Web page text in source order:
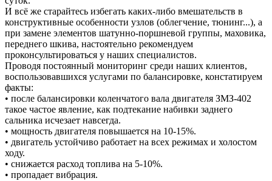
И всё же старайтесь избегать каких-либо вмешательств в
конструктивные особенности узлов (облегчение, тюнинг...), а
при замене элементов шатунно-поршневой группы, маховика,
переднего шкива, настоятельно рекомендуем
проконсультироваться у наших специалистов.
Проводя постоянный мониторинг среди наших клиентов,
воспользовавшихся услугами по балансировке, констатируем
факты:
• после балансировки коленчатого вала двигателя ЗМЗ-402
такое частое явление, как подтекание набивки заднего
сальника исчезает навсегда.
• мощность двигателя повышается на 10-15%.
• двигатель устойчиво работает на всех режимах и холостом
ходу.
• снижается расход топлива на 5-10%.
• пропадает вибрация.